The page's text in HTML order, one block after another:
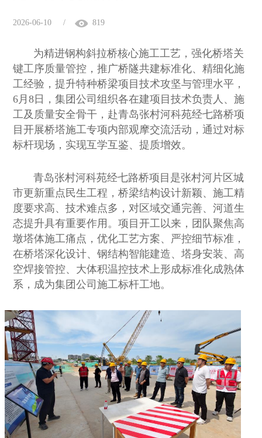
2026-06-10 / 819
为精进钢构斜拉桥核心施工工艺，强化桥塔关
键工序质量管控，推广桥隧共建标准化、精细化施
工经验，提升特种桥梁项目技术攻坚与管理水平，
6月8日，集团公司组织各在建项目技术负责人、施
工及质量安全骨干，赴青岛张村河科苑经七路桥项
目开展桥塔施工专项内部观摩交流活动，通过对标
标杆现场，实现互学互鉴、提质增效。
青岛张村河科苑经七路桥项目是张村河片区城
市更新重点民生工程，桥梁结构设计新颖、施工精
度要求高、技术难点多，对区域交通完善、河道生
态提升具有重要作用。项目开工以来，团队聚焦高
墩塔体施工痛点，优化工艺方案、严控细节标准，
在桥塔深化设计、钢结构智能建造、塔身安装、高
空焊接管控、大体积温控技术上形成标准化成熟体
系，成为集团公司施工标杆工地。